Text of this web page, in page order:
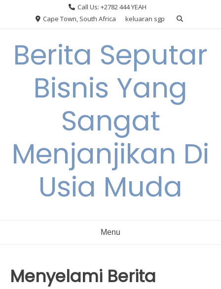
Call Us: +2782 444 YEAH
Cape Town, South Africa
keluaran sgp
Berita Seputar
Bisnis Yang
Sangat
Menjanjikan Di
Usia Muda
Menu
Menyelami Berita